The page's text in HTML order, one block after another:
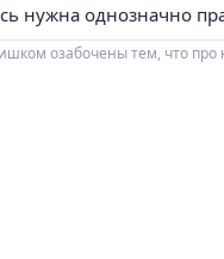
нужна однозначно
озабочены тем, что про